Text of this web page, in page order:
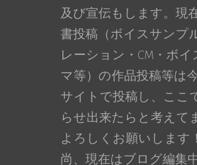
及び宣伝もします。現
書投稿（ボイスサンプ
レーション・CM・ボイ
マ等）の作品投稿等は
サイトで投稿し、ここ
らせ出来たらと考えて
よろしくお願いします
尚、現在はブログ編集